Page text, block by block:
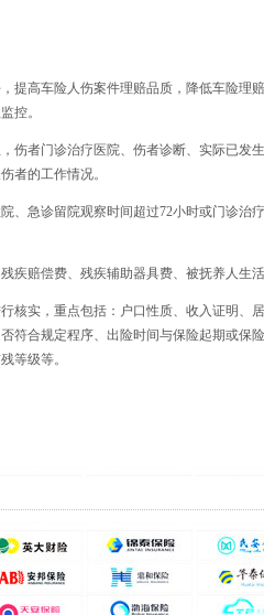
提高车险人伤案件理赔品质，降低车险理
控。
伤者门诊治疗医院、伤者诊断、实际已发
者的工作情况。
、急诊留院观察时间超过72小时或门诊治
疾赔偿费、残疾辅助器具费、被抚养人生
核实，重点包括：户口性质、收入证明、
符合规定程序、出险时间与保险起期或保
等级等。